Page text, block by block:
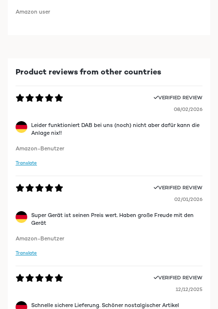
Amazon user
Product reviews from other countries
VERIFIED REVIEW
08/02/2026
Leider funktioniert DAB bei uns (noch) nicht aber dafür kann die
Anlage nix!!
Amazon-Benutzer
Translate
VERIFIED REVIEW
02/01/2026
Super Gerät ist seinen Preis wert. Haben große Freude mit den
Gerät
Amazon-Benutzer
Translate
VERIFIED REVIEW
12/12/2025
Schnelle sichere Lieferung. Schöner nostalgischer Artikel